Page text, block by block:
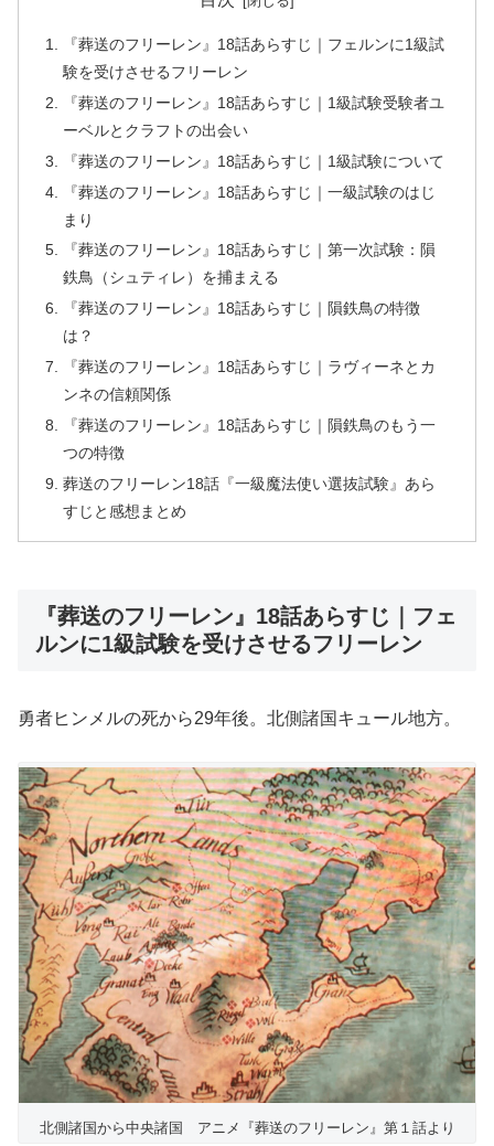
『葬送のフリーレン』18話あらすじ｜フェルンに1級試
験を受けさせるフリーレン
『葬送のフリーレン』18話あらすじ｜1級試験受験者ユ
ーベルとクラフトの出会い
『葬送のフリーレン』18話あらすじ｜1級試験について
『葬送のフリーレン』18話あらすじ｜一級試験のはじ
まり
『葬送のフリーレン』18話あらすじ｜第一次試験：隕
鉄鳥（シュティレ）を捕まえる
『葬送のフリーレン』18話あらすじ｜隕鉄鳥の特徴
は？
『葬送のフリーレン』18話あらすじ｜ラヴィーネとカ
ンネの信頼関係
『葬送のフリーレン』18話あらすじ｜隕鉄鳥のもう一
つの特徴
葬送のフリーレン18話『一級魔法使い選抜試験』あら
すじと感想まとめ
『葬送のフリーレン』18話あらすじ｜フェ
ルンに1級試験を受けさせるフリーレン
勇者ヒンメルの死から29年後。北側諸国キュール地方。
北側諸国から中央諸国 アニメ『葬送のフリーレン』第１話より